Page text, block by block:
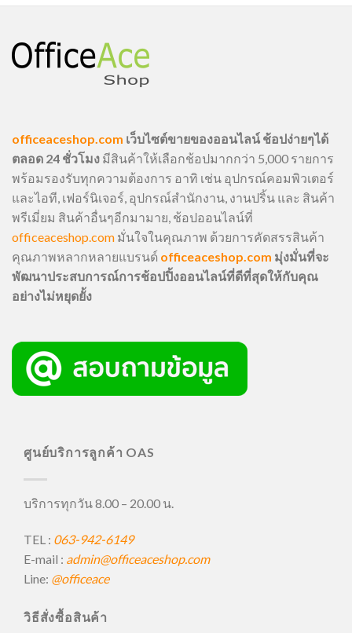
officeaceshop.com เว็บไซต์ขายของออนไลน์ ช้อปง่ายๆได้
ตลอด 24 ชั่วโมง มีสินค้าให้เลือกช้อปมากกว่า 5,000 รายการ
พร้อมรองรับทุกความต้องการ อาทิ เช่น อุปกรณ์คอมพิวเตอร์
และไอที, เฟอร์นิเจอร์, อุปกรณ์สำนักงาน, งานปริ้น และ สินค้า
พรีเมี่ยม สินค้าอื่นๆอีกมามาย, ช้อปออนไลน์ที่
officeaceshop.com มั่นใจในคุณภาพ ด้วยการคัดสรรสินค้า
คุณภาพหลากหลายแบรนด์ officeaceshop.com มุ่งมั่นที่จะ
พัฒนาประสบการณ์การช้อปปิ้งออนไลน์ที่ดีที่สุดให้กับคุณ
อย่างไม่หยุดยั้ง
ศูนย์บริการลูกค้า OAS
บริการทุกวัน 8.00 – 20.00 น.
TEL : 063-942-6149
E-mail : admin@officeaceshop.com
Line: @officeace
วิธีสั่งซื้อสินค้า